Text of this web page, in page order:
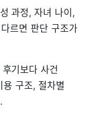
과정, 자녀 나이,
르면 판단 구조가
기보다 사건
구조, 절차별